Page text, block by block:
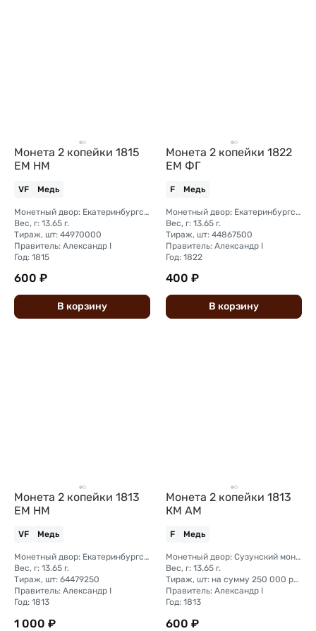
Монета 2 копейки 1815
ЕМ НМ
VF Медь
Монетный двор: Екатеринбургский монетный двор
Вес, г: 13.65 г.
Тираж, шт: 44970000
Правитель: Александр I
Год: 1815
600 ₽
В корзину
Монета 2 копейки 1822
ЕМ ФГ
F Медь
Монетный двор: Екатеринбургский монетный двор
Вес, г: 13.65 г.
Тираж, шт: 44867500
Правитель: Александр I
Год: 1822
400 ₽
В корзину
Монета 2 копейки 1813
ЕМ НМ
VF Медь
Монетный двор: Екатеринбургский монетный двор
Вес, г: 13.65 г.
Тираж, шт: 64479250
Правитель: Александр I
Год: 1813
1 000 ₽
Монета 2 копейки 1813
КМ АМ
F Медь
Монетный двор: Сузунский монетный двор (Сибирь)
Вес, г: 13.65 г.
Тираж, шт: на сумму 250 000 рублей (сумма 2 копейки + 1 копейка + деньга)
Правитель: Александр I
Год: 1813
600 ₽